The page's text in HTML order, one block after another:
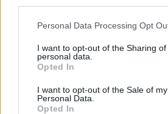
Personal Data Processing Opt
I want to opt-out of the Sharing of
personal data.
Opted In
I want to opt-out of the Sale of my
Personal Data.
Opted In